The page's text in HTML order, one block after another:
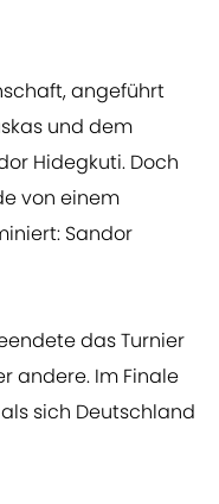
angeführt
und dem
Hidegkuti. Doch
von einem
Sandor
das Turnier
andere. Im Finale
sich Deutschland